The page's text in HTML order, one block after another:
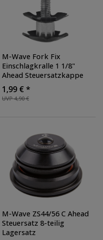
M-Wave Fork Fix
Einschlagkralle 1 1/8"
Ahead Steuersatzkappe
mit Kralle für Fahrrad
Steuersatz
schwarz
UVP 4,90 €
1,99 € *
M-Wave ZS44/56 C Ahead
Steuersatz 8-teilig
Lagersatz